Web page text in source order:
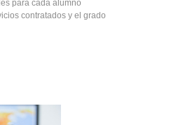
para cada alumno
contratados y el grado